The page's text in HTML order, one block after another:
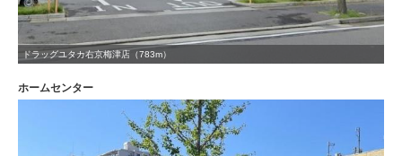
ドラッグユタカ右京梅津店（783m）
ホームセンター